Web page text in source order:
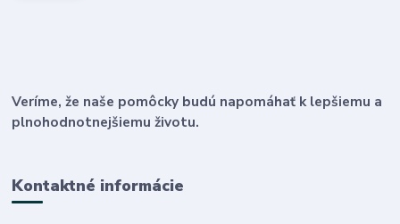
Veríme, že naše pomôcky budú napomáhať k lepšiemu a
plnohodnotnejšiemu životu.
Kontaktné informácie